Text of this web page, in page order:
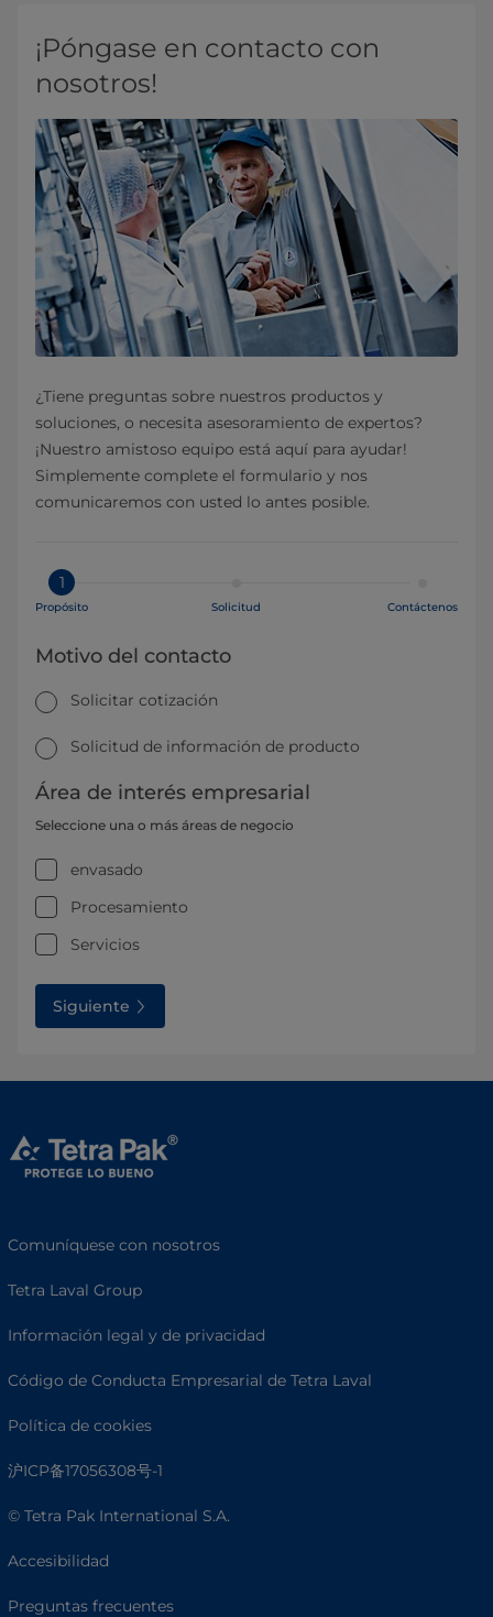
¡Póngase en contacto con
nosotros!
¿Tiene preguntas sobre nuestros productos y
soluciones, o necesita asesoramiento de expertos?
¡Nuestro amistoso equipo está aquí para ayudar!
Simplemente complete el formulario y nos
comunicaremos con usted lo antes posible.
1
Propósito Solicitud Contáctenos
Motivo del contacto
Solicitar cotización
Solicitud de información de producto
Área de interés empresarial
Seleccione una o más áreas de negocio
envasado
Procesamiento
Servicios
Siguiente
Comuníquese con nosotros
Tetra Laval Group
Información legal y de privacidad
Código de Conducta Empresarial de Tetra Laval
Política de cookies
沪ICP备17056308号-1
© Tetra Pak International S.A.
Accesibilidad
Preguntas frecuentes